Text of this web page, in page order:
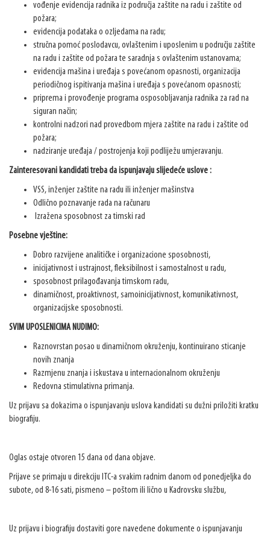
vođenje evidencija radnika iz područja zaštite na radu i zaštite od
požara;
evidencija podataka o ozljedama na radu;
stručna pomoć poslodavcu, ovlaštenim i uposlenim u području zaštite
na radu i zaštite od požara te saradnja s ovlaštenim ustanovama;
evidencija mašina i uređaja s povećanom opasnosti, organizacija
periodičnog ispitivanja mašina i uređaja s povećanom opasnosti;
priprema i provođenje programa osposobljavanja radnika za rad na
siguran način;
kontrolni nadzori nad provedbom mjera zaštite na radu i zaštite od
požara;
nadziranje uređaja / postrojenja koji podliježu umjeravanju.
Zainteresovani kandidati treba da ispunjavaju slijedeće uslove :
VSS, inženjer zaštite na radu ili inženjer mašinstva
Odlično poznavanje rada na računaru
Izražena sposobnost za timski rad
Posebne vještine:
Dobro razvijene analitičke i organizacione sposobnosti,
inicijativnost i ustrajnost, fleksibilnost i samostalnost u radu,
sposobnost prilagođavanja timskom radu,
dinamičnost, proaktivnost, samoinicijativnost, komunikativnost,
organizacijske sposobnosti.
SVIM UPOSLENICIMA NUDIMO:
Raznovrstan posao u dinamičnom okruženju, kontinuirano sticanje
novih znanja
Razmjenu znanja i iskustava u internacionalnom okruženju
Redovna stimulativna primanja.
Uz prijavu sa dokazima o ispunjavanju uslova kandidati su dužni priložiti kratku
biografiju.
Oglas ostaje otvoren 15 dana od dana objave.
Prijave se primaju u direkciju ITC-a svakim radnim danom od ponedjeljka do
subote, od 8-16 sati, pismeno – poštom ili lično u Kadrovsku službu,
Uz prijavu i biografiju dostaviti gore navedene dokumente o ispunjavanju